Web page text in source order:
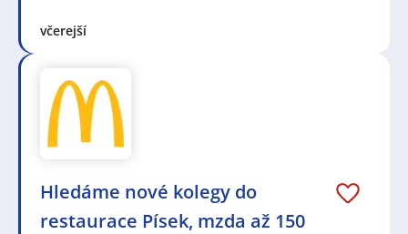
včerejší
Hledáme nové kolegy do
restaurace Písek, mzda až 150